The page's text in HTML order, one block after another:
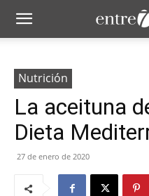
Nutrición
La aceituna
Dieta
27 de enero de 2020